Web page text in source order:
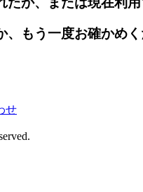
、もう一度お確かめ
せ